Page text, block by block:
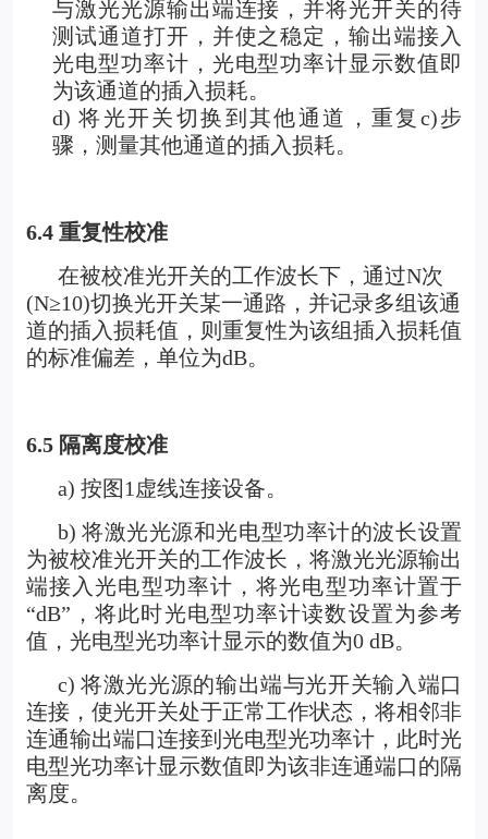
与激光光源输出端连接，并将光开关的待
测试通道打开，并使之稳定，输出端接入
光电型功率计，光电型功率计显示数值即
为该通道的插入损耗。
d) 将光开关切换到其他通道，重复c)步
骤，测量其他通道的插入损耗。
6.4 重复性校准
在被校准光开关的工作波长下，通过N次
(N≥10)切换光开关某一通路，并记录多组该通
道的插入损耗值，则重复性为该组插入损耗值
的标准偏差，单位为dB。
6.5 隔离度校准
a) 按图1虚线连接设备。
b) 将激光光源和光电型功率计的波长设置
为被校准光开关的工作波长，将激光光源输出
端接入光电型功率计，将光电型功率计置于
“dB”，将此时光电型功率计读数设置为参考
值，光电型光功率计显示的数值为0 dB。
c) 将激光光源的输出端与光开关输入端口
连接，使光开关处于正常工作状态，将相邻非
连通输出端口连接到光电型光功率计，此时光
电型光功率计显示数值即为该非连通端口的隔
离度。